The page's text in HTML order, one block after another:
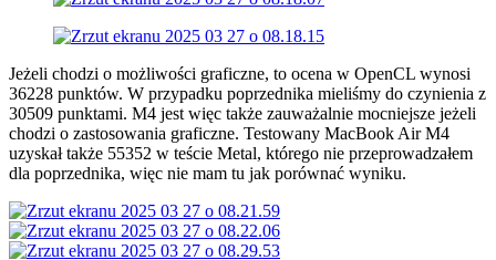
Jeżeli chodzi o możliwości graficzne, to ocena w OpenCL wynosi
36228 punktów. W przypadku poprzednika mieliśmy do czynienia z
30509 punktami. M4 jest więc także zauważalnie mocniejsze jeżeli
chodzi o zastosowania graficzne. Testowany MacBook Air M4
uzyskał także 55352 w teście Metal, którego nie przeprowadzałem
dla poprzednika, więc nie mam tu jak porównać wyniku.